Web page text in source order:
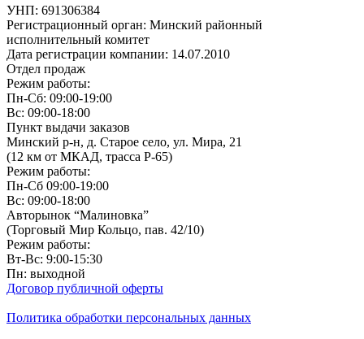
УНП: 691306384
Регистрационный орган: Минский районный
исполнительный комитет
Дата регистрации компании: 14.07.2010
Отдел продаж
Режим работы:
Пн-Сб: 09:00-19:00
Вс: 09:00-18:00
Пункт выдачи заказов
Минский р-н, д. Старое село, ул. Мира, 21
(12 км от МКАД, трасса P-65)
Режим работы:
Пн-Сб 09:00-19:00
Вс: 09:00-18:00
Авторынок “Малиновка”
(Торговый Мир Кольцо, пав. 42/10)
Режим работы:
Вт-Вс: 9:00-15:30
Пн: выходной
Договор публичной оферты
Политика обработки персональных данных